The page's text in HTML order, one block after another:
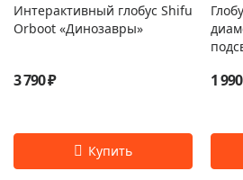
Интерактивный глобус Shifu
Orboot «Динозавры»
3 790 ₽ 1